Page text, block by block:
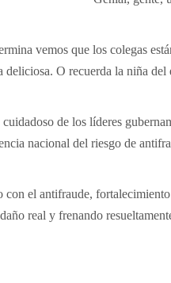
vemos que los colegas
O recuerda la niña del
de los líderes
nacional del riesgo de
el antifraude,
real y frenando